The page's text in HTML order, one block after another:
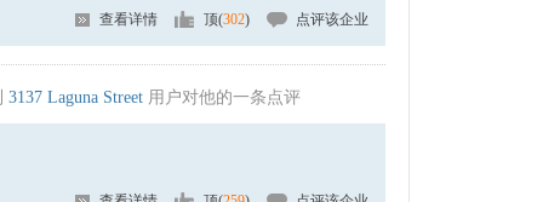
查看详情 顶(302) 点评该企业
3137 Laguna Street 用户对他的一条点评